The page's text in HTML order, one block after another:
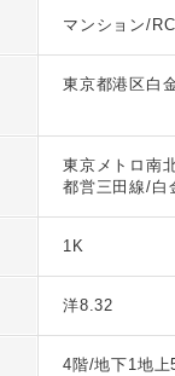
マンション/RC
東京都港区白
東京メトロ南
都営三田線/白
1K
洋8.32
4階/地下1地